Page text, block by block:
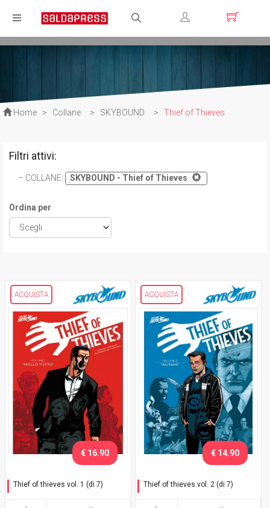
Registrati
Home > Collane > SKYBOUND > Thief of Thieves
Filtri attivi:
COLLANE: SKYBOUND - Thief of Thieves
Ordina per
ACQUISTA
Thief of thieves vol. 1 (di 7)
€ 16.90
ACQUISTA
Thief of thieves vol. 2 (di 7)
€ 14.90